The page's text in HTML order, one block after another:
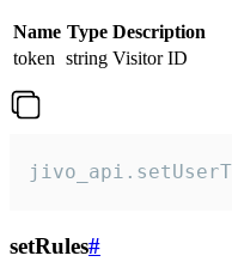
Name Type Description
token string Visitor ID
setRules#